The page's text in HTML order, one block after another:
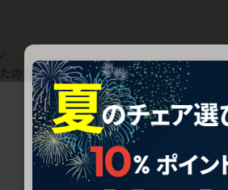
ための椅子選びをサポートいたします。